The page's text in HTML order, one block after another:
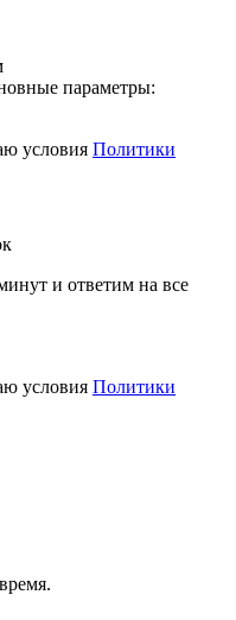
параметры:
условия Политики
и ответим на все
условия Политики